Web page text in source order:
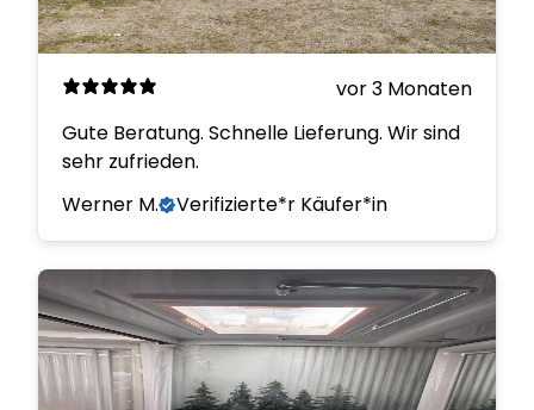
vor 3 Monaten
Gute Beratung. Schnelle Lieferung. Wir sind
sehr zufrieden.
Werner M.
Verifizierte*r Käufer*in